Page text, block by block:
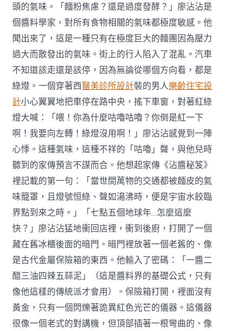
頭的氣味。「麵粉焦慮？還是過度發酵？」廖沾沾是
個醬料學家，對所有食物相關的氣味都極度敏感。他
聞出來了，這是一種只有在極度巨大的麵團因為壓力
過大而散發出的氣味。街上的行人陷入了混亂。汽車
不知道該走還是該停，因為無論從哪個方向看，都是
綠燈。一個穿著西醫美診所設計裝的男人樂齡住宅設
計小心翼翼地把車停在路中央，搖下車窗，對著紅綠
燈大喊：「喂！你為什麼咕嚕咕嚕？你倒是紅一下
啊！我要向左轉！綠燈沒用啊！」廖沾沾感覺到一陣
心悸。這種氣味，這種不祥的「咕嚕」聲，與他兒時
聽到的家傳預言不謀而合。他想起家傳《沾醬秘笈》
裡記載的第一句：「當世間萬物的交通都被麵皮的氣
味籠罩，且燈號恒綠、聲如湯沸時，便是宇宙水餃臨
界點到來之時。」「七點五個地球年…怎麼這麼
快？」廖沾沾猛地衝回店裡，衝到後廚，打開了一個
藏在舊冰櫃後面的暗門。暗門裡放著一個老舊的、像
是古代金屬保險箱的東西。他輸入了密碼：「一醬二
醋三油四辣五蒜泥」（這是醬料界的基礎公式，只有
像他這樣的傳統派才會用）。保險箱打開，裡面沒有
黃金，只有一個閃爍著詭異紅色光芒的儀器。這儀器
很像一個老式的對講機，但頂部插著一根彎曲的、像